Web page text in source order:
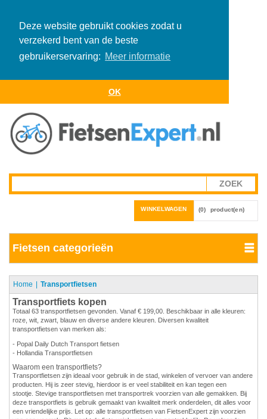
Deze website gebruikt cookies zodat u
verzekerd bent van de beste
gebruikerservaring: Meer informatie
OK
WINKELWAGEN (0) product(en)
Fietsen categorieën
Home Transportfietsen
Transportfiets kopen
Totaal 63 transportfietsen gevonden. Vanaf € 199,00. Beschikbaar in alle kleuren:
roze, wit, zwart, blauw en diverse andere kleuren. Diversen kwaliteit
transportfietsen van merken als:
- Popal Daily Dutch Transport fietsen
- Hollandia Transportfietsen
Waarom een transportfiets?
Transportfietsen zijn ideaal voor gebruik in de stad, winkelen of vervoer van andere
producten. Hij is zeer stevig, hierdoor is er veel stabiliteit en kan tegen een
stootje. Stevige transportfietsen met transportrek voorzien van alle gemakken. Bij
deze transportfiets is gebruik gemaakt van kwaliteit merk onderdelen, dit alles voor
een vriendelijke prijs. Let op: alle transportfietsen van FietsenExpert zijn voorzien